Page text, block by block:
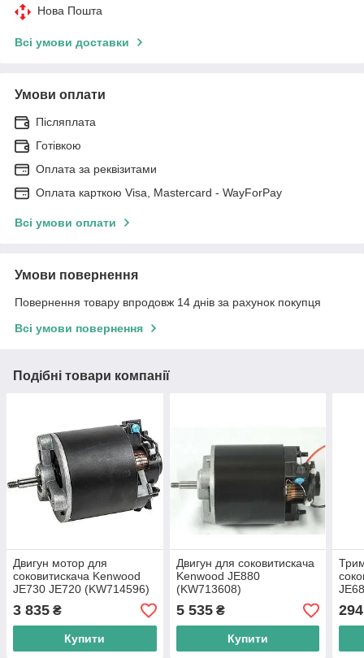
Нова Пошта
Всі умови доставки
Умови оплати
Післяплата
Готівкою
Оплата за реквізитами
Оплата карткою Visa, Mastercard - WayForPay
Всі умови оплати
Умови повернення
Повернення товару впродовж 14 днів за рахунок покупця
Всі умови повернення
Подібні товари компанії
Двигун мотор для
соковитискача Kenwood
JE730 JE720 (KW714596)
Оригінал
3 835 ₴
Купити
Двигун для соковитискача
Kenwood JE880
(KW713608)
5 535₴
Купити
294